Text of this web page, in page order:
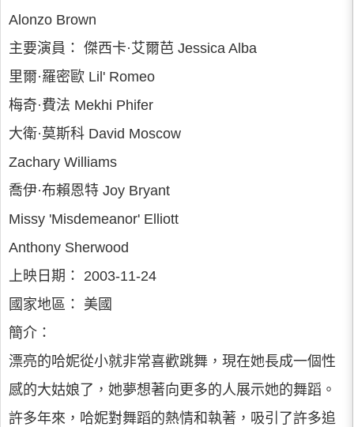
Alonzo Brown
主要演員： 傑西卡·艾爾芭 Jessica Alba
里爾·羅密歐 Lil' Romeo
梅奇·費法 Mekhi Phifer
大衛·莫斯科 David Moscow
Zachary Williams
喬伊·布賴恩特 Joy Bryant
Missy 'Misdemeanor' Elliott
Anthony Sherwood
上映日期： 2003-11-24
國家地區： 美國
簡介：
漂亮的哈妮從小就非常喜歡跳舞，現在她長成一個性
感的大姑娘了，她夢想著向更多的人展示她的舞蹈。
許多年來，哈妮對舞蹈的熱情和執著，吸引了許多追